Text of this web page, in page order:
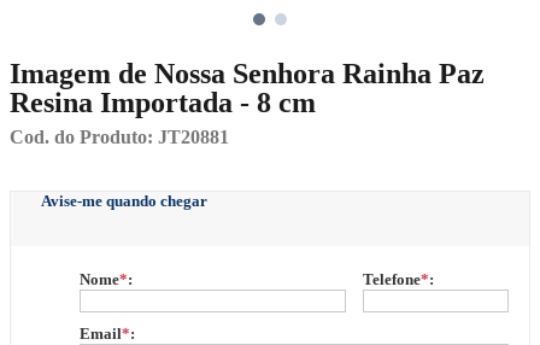
Imagem de Nossa Senhora Rainha Paz
Resina Importada - 8 cm
Cod. do Produto: JT20881
Avise-me quando chegar
Nome*: Telefone*:
Email*: